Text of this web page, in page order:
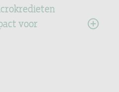
voor